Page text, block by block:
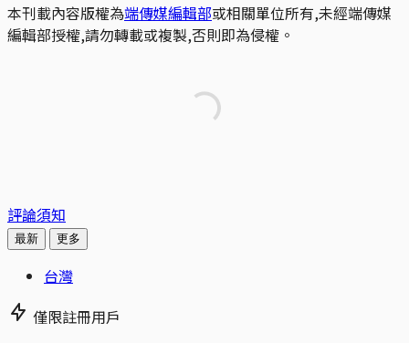
本刊載內容版權為端傳媒編輯部或相關單位所有,未經端傳媒
編輯部授權,請勿轉載或複製,否則即為侵權。
評論須知
最新 更多
台灣
僅限註冊用戶